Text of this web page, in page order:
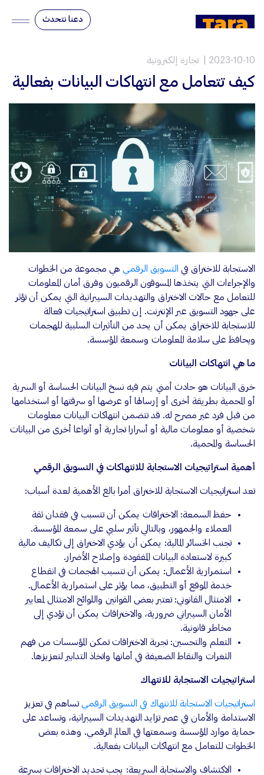
دعنا نتحدث
2023-10-10 تجارة إلكترونية
كيف تتعامل مع انتهاكات البيانات بفعالية
الاستجابة للاختراق في التسويق الرقمي هي مجموعة من الخطوات
والإجراءات التي يتخذها المسوقون الرقميون وفرق أمان المعلومات
للتعامل مع حالات الاختراق والتهديدات السيبرانية التي يمكن أن تؤثر
على جهود التسويق عبر الإنترنت. إن تطبيق استراتيجيات فعالة
للاستجابة للاختراق يمكن أن يحد من التأثيرات السلبية للهجمات
ويحافظ على سلامة المعلومات وسمعة المؤسسة.
ما هي انتهاكات البيانات
خرق البيانات هو حادث أمني يتم فيه نسخ البيانات الحساسة أو السرية
أو المحمية بطريقة أخرى أو إرسالها أو عرضها أو سرقتها أو استخدامها
من قبل فرد غير مصرح له. قد تتضمن انتهاكات البيانات معلومات
شخصية أو معلومات مالية أو أسرارا تجارية أو أنواعا أخرى من البيانات
الحساسة والمحمية.
أهمية استراتيجيات الاستجابة للانتهاكات في التسويق الرقمي
تعد استراتيجيات الاستجابة للاختراق أمرا بالغ الأهمية لعدة أسباب:
حفظ السمعة: الاختراقات يمكن أن تتسبب في فقدان ثقة
العملاء والجمهور، وبالتالي تأثير سلبي على سمعة المؤسسة.
تجنب الخسائر المالية: يمكن أن يؤدي الاختراق إلى تكاليف مالية
كبيرة لاستعادة البيانات المفقودة وإصلاح الأضرار.
استمرارية الأعمال: يمكن أن تتسبب الهجمات في انقطاع
خدمة الموقع أو التطبيق، مما يؤثر على استمرارية الأعمال.
الامتثال القانوني: تعتبر بعض القوانين واللوائح الامتثال لمعايير
الأمان السيبراني ضرورية، والاختراقات يمكن أن تؤدي إلى
مخاطر قانونية.
التعلم والتحسين: تجربة الاختراقات تمكن المؤسسات من فهم
الثغرات والنقاط الضعيفة في أمانها واتخاذ التدابير لتعزيزها.
استراتيجيات الاستجابة للانتهاك
استراتيجيات الاستجابة للانتهاك في التسويق الرقمي تساهم في تعزيز
الاستدامة والأمان في عصر تزايد التهديدات السيبرانية، وتساعد على
حماية موارد المؤسسة وسمعتها في العالم الرقمي. وهذه بعض
الخطوات للتعامل مع انتهاكات البيانات بفعالية.
الاكتشاف والاستجابة السريعة: يجب تحديد الاختراقات بسرعة